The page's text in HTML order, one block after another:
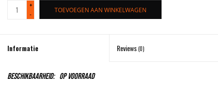
+
-
TOEVOEGEN AAN WINKELWAGEN
Informatie Reviews(0)
Beschikbaarheid: Op voorraad